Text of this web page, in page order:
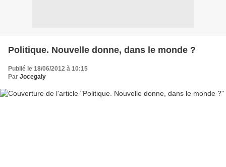
Politique. Nouvelle donne, dans le monde ?
Publié le 18/06/2012 à 10:15
Par Jocegaly